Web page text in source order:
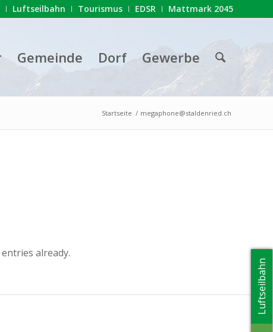
Luftseilbahn Tourismus EDSR Mattmark 2045
Gemeinde Dorf Gewerbe
Startseite / megaphone@staldenried.ch
already.
Luftseilbahn